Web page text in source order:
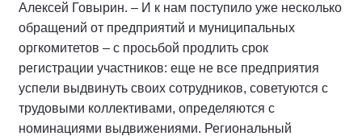
Алексей Говырин. – И к нам поступило уже несколько
обращений от предприятий и муниципальных
оргкомитетов – с просьбой продлить срок
регистрации участников: еще не все предприятия
успели выдвинуть своих сотрудников, советуются с
трудовыми коллективами, определяются с
номинациями выдвижениями. Региональный